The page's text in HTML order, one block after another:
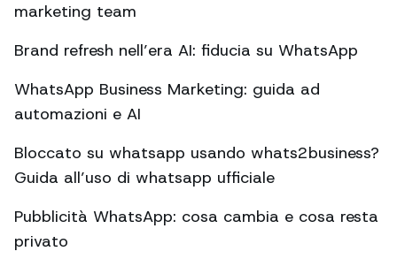
marketing team
Brand refresh nell’era AI: fiducia su WhatsApp
WhatsApp Business Marketing: guida ad
automazioni e AI
Bloccato su whatsapp usando whats2business?
Guida all’uso di whatsapp ufficiale
Pubblicità WhatsApp: cosa cambia e cosa resta
privato